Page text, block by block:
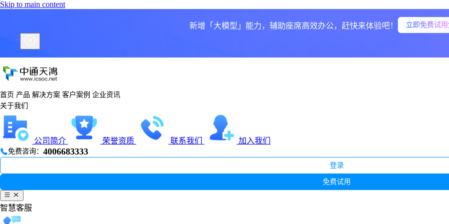
Skip to main content
新增「大模型」能力，辅助座席高效办公，赶快来体验吧！ 立即免费试用
首页 产品 解决方案 客户案例 企业资讯
关于我们
公司简介 荣誉资质 联系我们 加入我们
免费咨询： 4006683333
登录
免费试用
智慧客服
医疗健康行业解决方案
7×24小时智能语音接待，秒级响应，告别热线占线等待
AI智能问诊分诊，依托医学知识图谱，精准推荐就诊科室
全流程语音挂号服务，直连HIS系统，适老友好无操作门槛
客户案例
相关产品
立即咨询了解更多
零售电商行业解决方案
全渠道一体化接入，打破服务壁垒，实现客户咨询无缝连贯
大模型赋能智能交互，7×24小时承接咨询，大幅降低人工成本
智能工单+全量质检，打通业务全链路，提升服务效率与客户满意度
客户案例
相关产品
立即咨询了解更多
教育培训行业解决方案
全渠道统一获客，用户行为全程溯源，精细化运营提升线索转化率
全国码号资源+智能路由调度，线路稳定高并发
AI机器人自动响应，解决80%重复咨询，大幅降低人力成本
客户案例
相关产品
立即咨询了解更多